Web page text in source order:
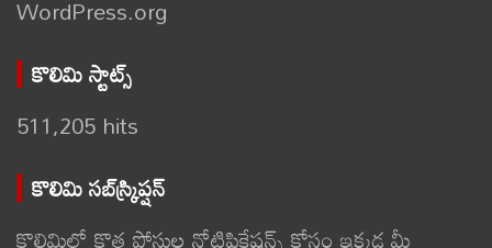
WordPress.org
కొలిమి స్టాట్స్
511,205 hits
కొలిమి సబ్‌స్క్రిప్షన్
కొలిమిలో కొత్త పోస్టుల నోటిఫికేషన్స్ కోసం ఇక్కడ మీ